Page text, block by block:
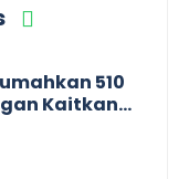
510
Kaitkan
Politik